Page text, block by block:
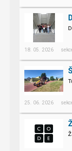
18. 05. 2026
25. 06. 2026